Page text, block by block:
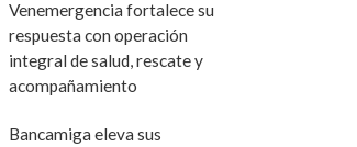
Venemergencia fortalece su
respuesta con operación
integral de salud, rescate y
acompañamiento
Bancamiga eleva sus